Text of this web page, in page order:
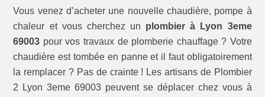
Vous venez d’acheter une nouvelle chaudière, pompe à
chaleur et vous cherchez un plombier à Lyon 3eme
69003 pour vos travaux de plomberie chauffage ? Votre
chaudière est tombée en panne et il faut obligatoirement
la remplacer ? Pas de crainte ! Les artisans de Plombier
2 Lyon 3eme 69003 peuvent se déplacer chez vous à